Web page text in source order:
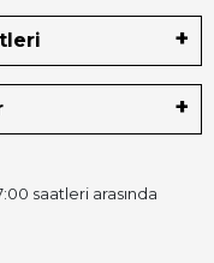
saatleri arasında